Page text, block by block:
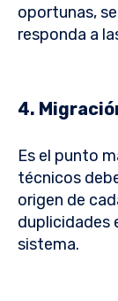
oportunas,
responda a
4.
Es el punto
técnicos
origen de
duplicidades
sistema.